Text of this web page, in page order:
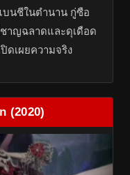
บนชีในตำนาน กู่ซือ
าญฉลาดและดุเดือด
ดเผยความจริง
(2020)